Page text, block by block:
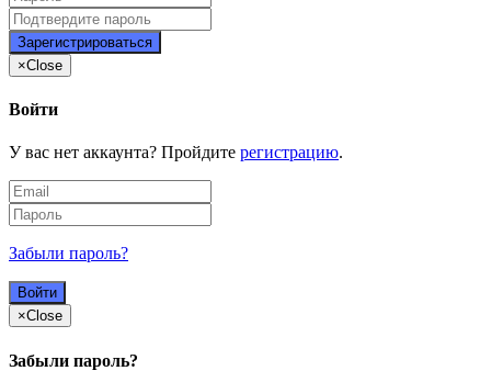
×Close
Войти
У вас нет аккаунта? Пройдите регистрацию.
Забыли пароль?
×Close
Забыли пароль?